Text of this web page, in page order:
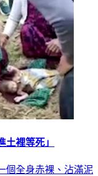
裡等死」
個全身赤裸、沾滿泥